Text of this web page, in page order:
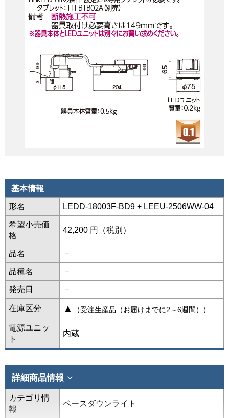
基本情報
形名 LEDD-18003F-BD9 + LEEU-2506WW-04
希望小売価
格
42,200 円（税別）
品名 －
品種名 －
発売日 －
在庫区分 ▲ （受注生産品（お届けまでに2～6週間））
電源ユニッ
ト
内蔵
詳細商品情報
カテゴリ情
報
ベースダウンライト